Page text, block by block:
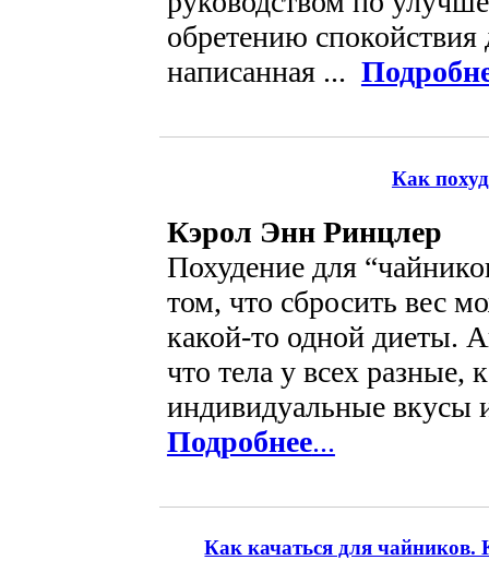
обретению спокойствия
написанная ...
Как
Кэрол Энн Ринцлер
Похудение для
том, что сбросить вес
какой-то одной диеты.
что тела у всех разные,
индивидуальные вкусы
Подробнее...
Как качаться для чайников.